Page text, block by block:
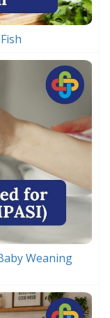
Weaning